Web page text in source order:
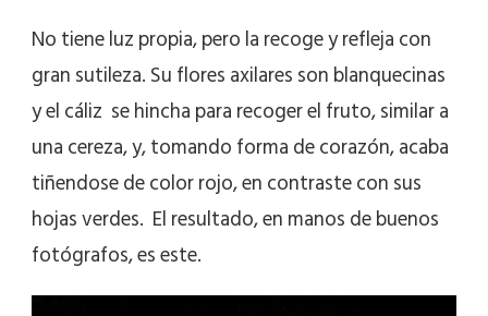
No tiene luz propia, pero la recoge y refleja con
gran sutileza. Su flores axilares son blanquecinas
y el cáliz se hincha para recoger el fruto, similar a
una cereza, y, tomando forma de corazón, acaba
tiñendose de color rojo, en contraste con sus
hojas verdes. El resultado, en manos de buenos
fotógrafos, es este.